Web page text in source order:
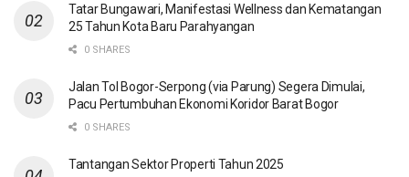
Tatar Bungawari, Manifestasi Wellness dan Kematangan
25 Tahun Kota Baru Parahyangan
0 SHARES
Jalan Tol Bogor-Serpong (via Parung) Segera Dimulai,
Pacu Pertumbuhan Ekonomi Koridor Barat Bogor
0 SHARES
Tantangan Sektor Properti Tahun 2025